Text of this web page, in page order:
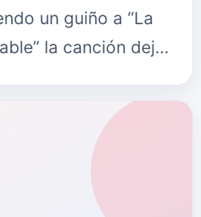
un guiño a “La
la canción deja